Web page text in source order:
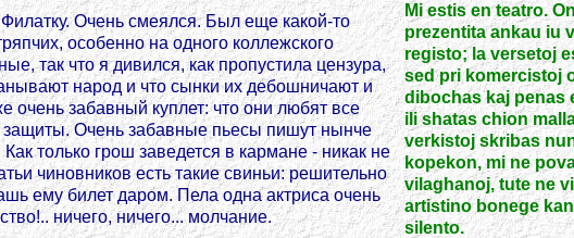
Очень смеялся. Был еще какой-то
особенно на одного коллежского
так что я дивился, как пропустила цензура,
народ и что сынки их дебошничают и
очень забавный куплет: что они любят все
защиты. Очень забавные пьесы пишут нынче
только грош заведется в кармане - никак не
чиновников есть такие свиньи: решительно
ему билет даром. Пела одна актриса очень
ничего, ничего... молчание.
Mi estis en teatro.
prezentita ankau iu
registo; la versetoj
sed pri komercistoj
dibochas kaj penas
ili shatas chion
verkistoj skribas
kopekon, mi ne
vilaghanoj, tute ne
artistino bonege
silento.